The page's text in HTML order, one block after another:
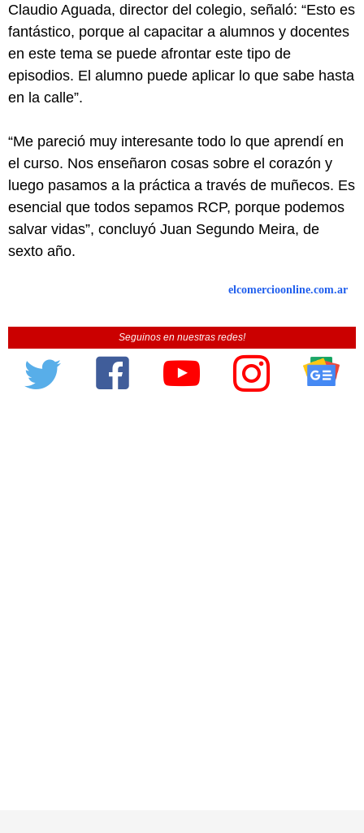
Claudio Aguada, director del colegio, señaló: “Esto es
fantástico, porque al capacitar a alumnos y docentes
en este tema se puede afrontar este tipo de
episodios. El alumno puede aplicar lo que sabe hasta
en la calle”.
“Me pareció muy interesante todo lo que aprendí en
el curso. Nos enseñaron cosas sobre el corazón y
luego pasamos a la práctica a través de muñecos. Es
esencial que todos sepamos RCP, porque podemos
salvar vidas”, concluyó Juan Segundo Meira, de
sexto año.
elcomercioonline.com.ar
Seguinos en nuestras redes!